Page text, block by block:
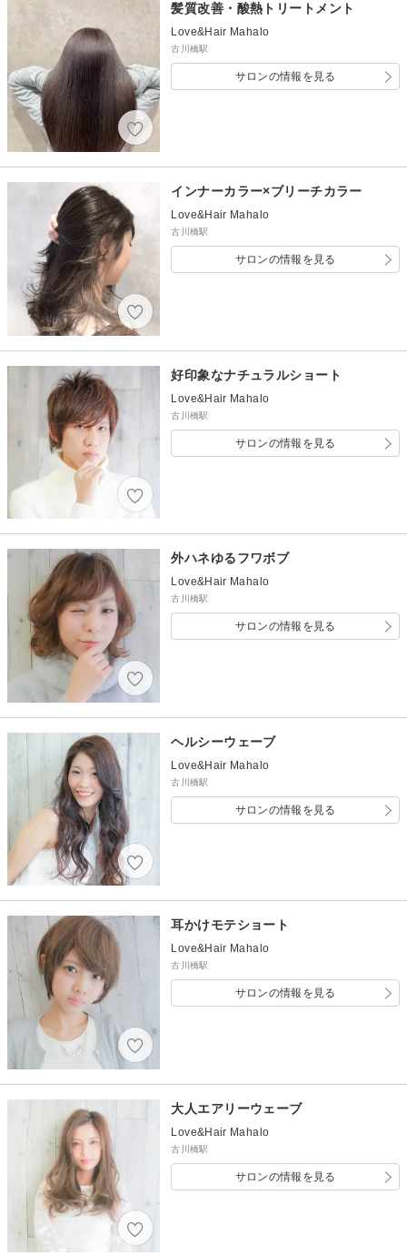
髪質改善・酸熱トリートメント
Love&Hair Mahalo
古川橋駅
サロンの情報を見る
インナーカラー×ブリーチカラー
Love&Hair Mahalo
古川橋駅
サロンの情報を見る
好印象なナチュラルショート
Love&Hair Mahalo
古川橋駅
サロンの情報を見る
外ハネゆるフワボブ
Love&Hair Mahalo
古川橋駅
サロンの情報を見る
ヘルシーウェーブ
Love&Hair Mahalo
古川橋駅
サロンの情報を見る
耳かけモテショート
Love&Hair Mahalo
古川橋駅
サロンの情報を見る
大人エアリーウェーブ
Love&Hair Mahalo
古川橋駅
サロンの情報を見る